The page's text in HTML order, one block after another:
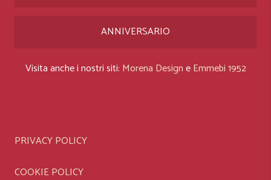
ANNIVERSARIO
Visita anche i nostri siti: Morena DesigneEmmebi 1952
PRIVACY POLICY
COOKIE POLICY